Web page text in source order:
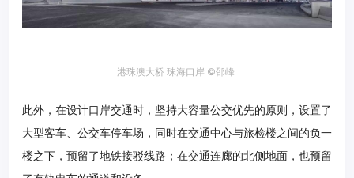
港珠澳大桥 珠海口岸 ©邵峰
此外，在设计口岸交通时，坚持大容量公交优先的原则，设置了
大型客车、公交车停车场，同时在交通中心与旅检楼之间的负一
楼之下，预留了地铁接驳线路；在交通连廊的北侧地面，也预留